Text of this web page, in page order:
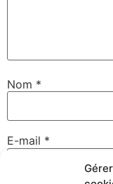
Nom *
E-mail *